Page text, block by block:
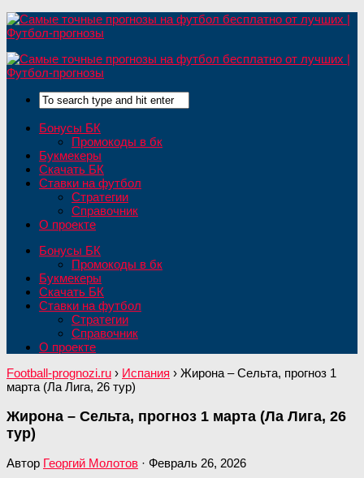
Бонусы БК
Промокоды в бк
Букмекеры
Скачать БК
Ставки на футбол
Стратегии
Справочник
О проекте
Бонусы БК
Промокоды в бк
Букмекеры
Скачать БК
Ставки на футбол
Стратегии
Справочник
О проекте
Football-prognozi.ru › Испания › Жирона – Сельта, прогноз 1
марта (Ла Лига, 26 тур)
Жирона – Сельта, прогноз 1 марта (Ла Лига, 26
тур)
Автор Георгий Молотов · Февраль 26, 2026